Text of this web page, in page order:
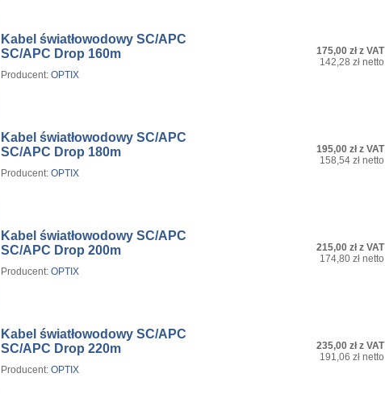
Kabel światłowodowy SC/APC
SC/APC Drop 160m
Producent: OPTIX
175,00 zł z VAT
142,28 zł netto
Kabel światłowodowy SC/APC
SC/APC Drop 180m
Producent: OPTIX
195,00 zł z VAT
158,54 zł netto
Kabel światłowodowy SC/APC
SC/APC Drop 200m
Producent: OPTIX
215,00 zł z VAT
174,80 zł netto
Kabel światłowodowy SC/APC
SC/APC Drop 220m
Producent: OPTIX
235,00 zł z VAT
191,06 zł netto